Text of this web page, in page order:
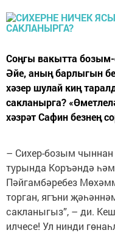
Соңгы вакытта бозым-
Әйе, аның барлыгын
хәзер шулай киң
сакланырга?
хәзрәт Сафин безнең
– Сихер-бозым
турында Коръәндә
Пәйгамбәребез
торган, ягъни
сакланыгыз”, – ди.
илчесе! Ул нинди